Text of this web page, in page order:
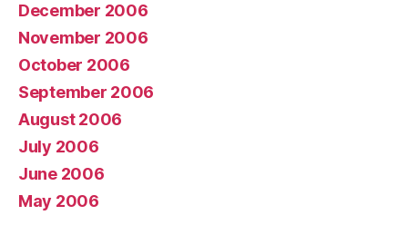
December 2006
November 2006
October 2006
September 2006
August 2006
July 2006
June 2006
May 2006